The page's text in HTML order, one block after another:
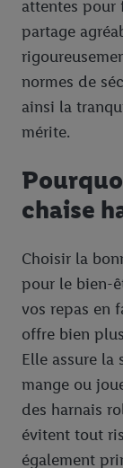
attentes pour
partage
normes de
ainsi la
mérite.
chaise
Choisir la
pour le bien-
vos repas en
offre bien
Elle assure
mange ou
des harnais
évitent tout
également